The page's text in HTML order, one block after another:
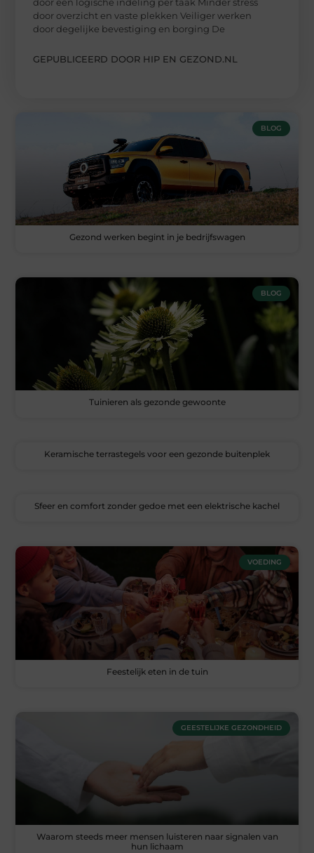
door overzicht en vaste plekken Veiliger werken
door degelijke bevestiging en borging De
GEPUBLICEERD DOOR HIP EN GEZOND.NL
BLOG
Gezond werken begint in je bedrijfswagen
BLOG
Tuinieren als gezonde gewoonte
Keramische terrastegels voor een gezonde buitenplek
Sfeer en comfort zonder gedoe met een elektrische kachel
VOEDING
Feestelijk eten in de tuin
GEESTELIJKE GEZONDHEID
Waarom steeds meer mensen luisteren naar signalen van
hun lichaam